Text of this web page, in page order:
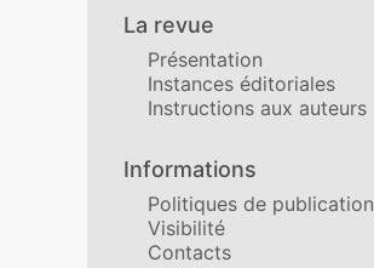
La revue
Présentation
Instances éditoriales
Instructions aux auteurs
Informations
Politiques de publication
Visibilité
Contacts